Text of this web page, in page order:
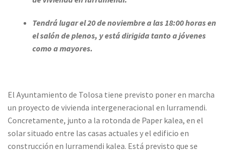
Tendrá lugar el 20 de noviembre a las 18:00 horas en
el salón de plenos, y está dirigida tanto a jóvenes
como a mayores.
El Ayuntamiento de Tolosa tiene previsto poner en marcha
un proyecto de vivienda intergeneracional en Iurramendi.
Concretamente, junto a la rotonda de Paper kalea, en el
solar situado entre las casas actuales y el edificio en
construcción en Iurramendi kalea. Está previsto que se